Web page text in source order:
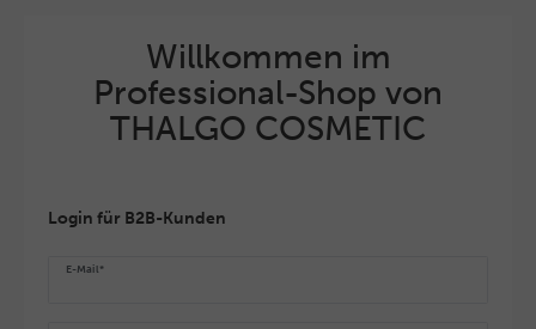
Willkommen im
Professional-Shop von
THALGO COSMETIC
Login für B2B-Kunden
E-Mail*